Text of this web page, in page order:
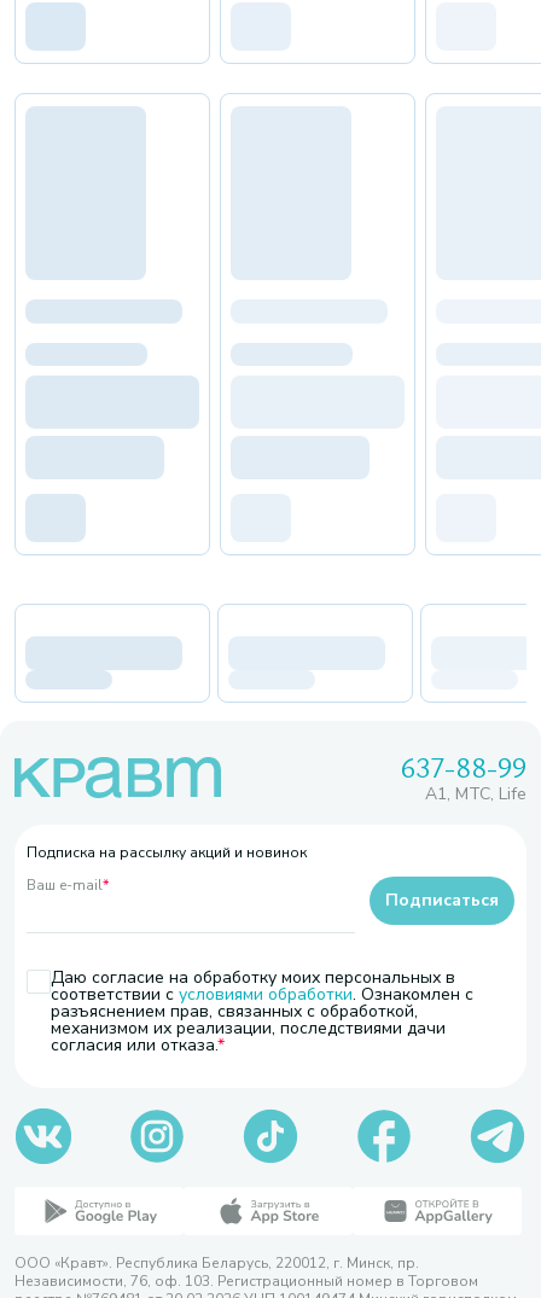
637-88-99
A1, МТС, Life
Подписка на рассылку акций и новинок
Ваш e-mail*
Даю согласие на обработку моих персональных в
соответствии с условиями обработки. Ознакомлен с
разъяснением прав, связанных с обработкой,
механизмом их реализации, последствиями дачи
согласия или отказа.
Подписаться
ООО «Кравт». Республика Беларусь, 220012, г. Минск, пр.
Независимости, 76, оф. 103. Регистрационный номер в Торговом